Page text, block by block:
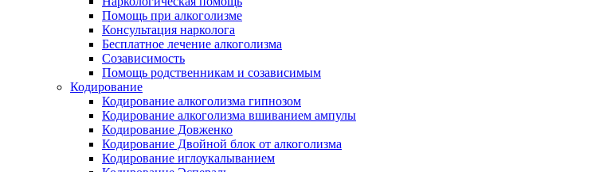
Помощь при алкоголизме
Консультация нарколога
Бесплатное лечение алкоголизма
Созависимость
Помощь родственникам и созависимым
Кодирование
Кодирование алкоголизма гипнозом
Кодирование алкоголизма вшиванием ампулы
Кодирование Довженко
Кодирование Двойной блок от алкоголизма
Кодирование иглоукалыванием